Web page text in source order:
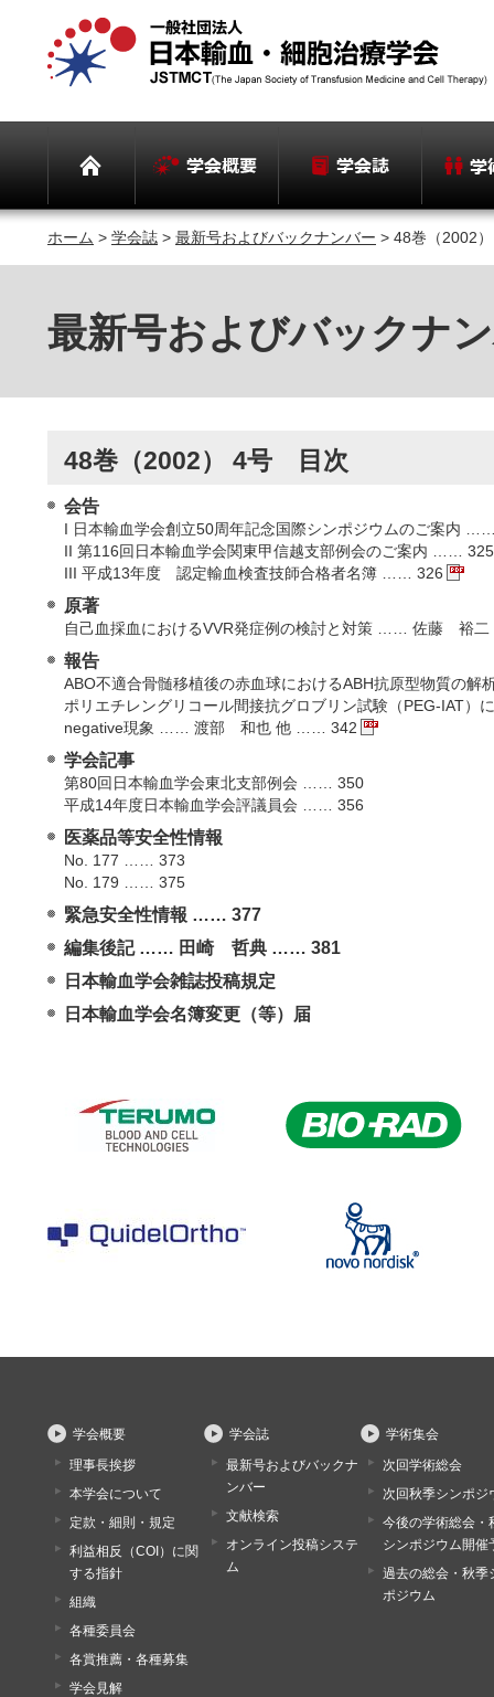
ホーム > 学会誌 > 最新号およびバックナンバー > 48巻（2002
最新号およびバックナ
48巻（2002） 4号 目次
会告
I 日本輸血学会創立50周年記念国際シンポジウムのご案内
II 第116回日本輸血学会関東甲信越支部例会のご案内 …… 325
III 平成13年度 認定輸血検査技師合格者名簿 …… 326
原著
自己血採血におけるVVR発症例の検討と対策 …… 佐藤 裕
報告
ABO不適合骨髄移植後の赤血球におけるABH抗原型物質
ポリエチレングリコール間接抗グロブリン試験（PEG-IAT）
negative現象 …… 渡部 和也 他 …… 342
学会記事
第80回日本輸血学会東北支部例会 …… 350
平成14年度日本輸血学会評議員会 …… 356
医薬品等安全性情報
No. 177 …… 373
No. 179 …… 375
緊急安全性情報 …… 377
編集後記 …… 田崎 哲典 …… 381
日本輸血学会雑誌投稿規定
日本輸血学会名簿変更（等）届
学会概要
理事長挨拶
本学会について
定款・細則・規定
利益相反（COI）に関
する指針
組織
各種委員会
各賞推薦・各種募集
学会見解
学会誌
最新号およびバックナ
ンバー
文献検索
オンライン投稿システ
ム
学術集会
次回学術総会
次回秋季シンポジ
今後の学術総会・
シンポジウム開催
過去の総会・秋季
ポジウム